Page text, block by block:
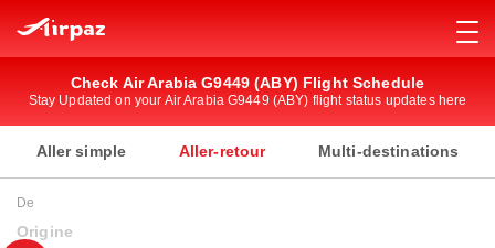
Check Air Arabia G9449 (ABY) Flight Schedule
Stay Updated on your Air Arabia G9449 (ABY) flight status updates here
Aller simple Aller-retour Multi-destinations
De
Origine